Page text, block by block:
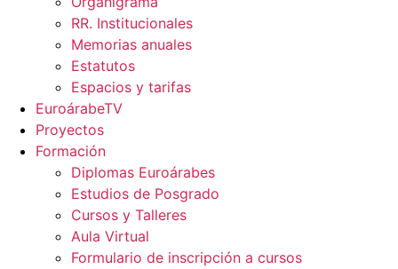
RR. Institucionales
Memorias anuales
Estatutos
Espacios y tarifas
EuroárabeTV
Proyectos
Formación
Diplomas Euroárabes
Estudios de Posgrado
Cursos y Talleres
Aula Virtual
Formulario de inscripción a cursos